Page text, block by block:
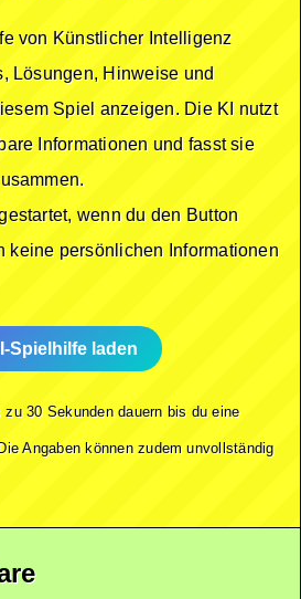
von Künstlicher Intelligenz
Lösungen, Hinweise und
Spiel anzeigen. Die KI nutzt
Informationen und fasst sie
wenn du den Button
keine persönlichen Informationen
Spielhilfe laden
30 Sekunden dauern bis du eine
Angaben können zudem unvollständig